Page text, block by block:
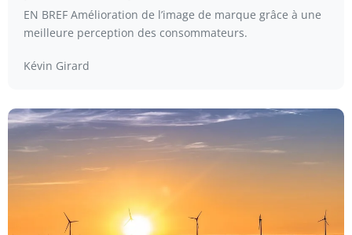
EN BREF Amélioration de l’image de marque grâce à une
meilleure perception des consommateurs.
Kévin Girard